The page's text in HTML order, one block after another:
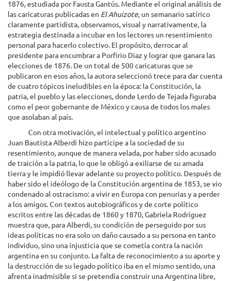
1876, estudiada por Fausta Gantús. Mediante el original análisis de
las caricaturas publicadas en El Ahuizote, un semanario satírico
claramente partidista, observamos, visual y narrativamente, la
estrategia destinada a incubar en los lectores un resentimiento
personal para hacerlo colectivo. El propósito, derrocar al
presidente para encumbrar a Porfirio Diaz y lograr que ganara las
elecciones de 1876. De un total de 500 caricaturas que se
publicaron en esos años, la autora seleccionó trece para dar cuenta
de cuatro tópicos ineludibles en la época: la Constitución, la
patria, el pueblo y las elecciones, donde Lerdo de Tejada figuraba
como el peor gobernante de México y causa de todos los males
que asolaban al país.
Con otra motivación, el intelectual y político argentino
Juan Bautista Alberdi hizo partícipe a la sociedad de su
resentimiento, aunque de manera velada, por haber sido acusado
de traición a la patria, lo que le obligó a exiliarse de su amada
tierra y le impidió llevar adelante su proyecto político. Después de
haber sido el ideólogo de la Constitución argentina de 1853, se vio
condenado al ostracismo: a vivir en Europa con penurias y a perder
a los amigos. Con textos autobiográficos y de corte político
escritos entre las décadas de 1860 y 1870, Gabriela Rodríguez
muestra que, para Alberdi, su condición de perseguido por sus
ideas políticas no era solo un daño causado a su persona en tanto
individuo, sino una injusticia que se cometía contra la nación
argentina en su conjunto. La falta de reconocimiento a su aporte y
la destrucción de su legado político iba en el mismo sentido, una
afrenta inadmisible si se pretendía construir una Argentina libre,